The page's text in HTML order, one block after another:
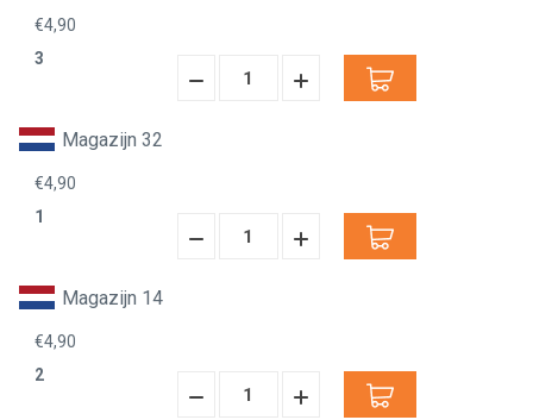
€4,90
3
Hoeveelheid
Hoeveelheid
Magazijn 32
€4,90
1
Hoeveelheid
Hoeveelheid
Magazijn 14
€4,90
2
Hoeveelheid
Hoeveelheid